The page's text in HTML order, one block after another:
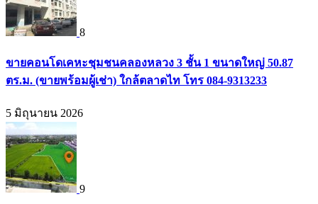
8
ขายคอนโดเคหะชุมชนคลองหลวง 3 ชั้น 1 ขนาดใหญ่ 50.87
ตร.ม. (ขายพร้อมผู้เช่า) ใกล้ตลาดไท โทร 084-9313233
5 มิถุนายน 2026
9